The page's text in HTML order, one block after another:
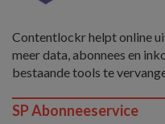
Contentlockr helpt online
meer data, abonnees en
bestaande tools te
SP Abonneeservice